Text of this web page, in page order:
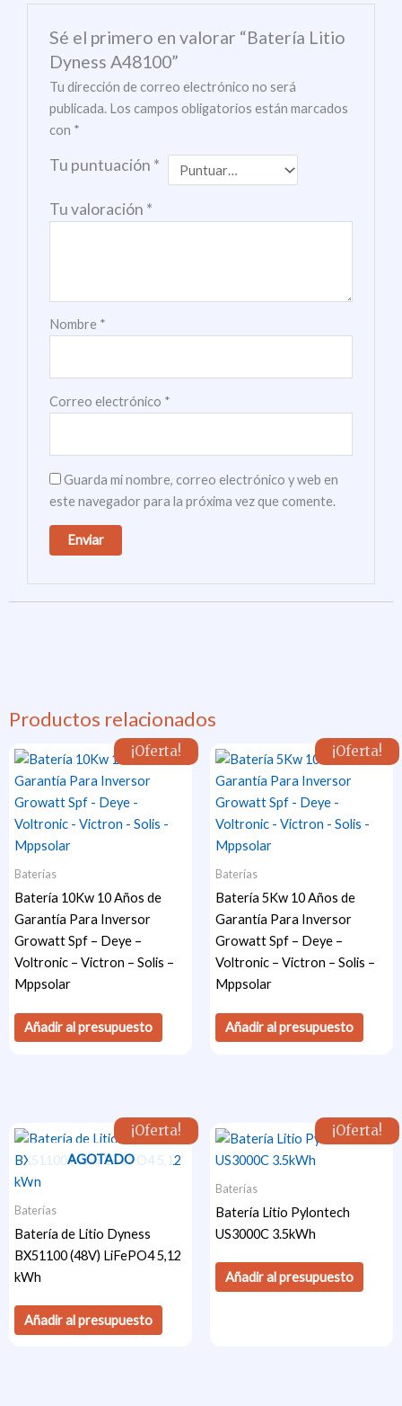
Sé el primero en valorar “Batería Litio
Dyness A48100”
Tu dirección de correo electrónico no será
publicada. Los campos obligatorios están marcados
con *
Tu puntuación *
Tu valoración *
Nombre *
Correo electrónico *
Guarda mi nombre, correo electrónico y web en
este navegador para la próxima vez que comente.
Productos relacionados
¡Oferta!
Baterías
Batería 10Kw 10 Años de
Garantía Para Inversor
Growatt Spf – Deye –
Voltronic – Victron – Solis –
Mppsolar
Añadir al presupuesto
¡Oferta!
Baterías
Batería 5Kw 10 Años de
Garantía Para Inversor
Growatt Spf – Deye –
Voltronic – Victron – Solis –
Mppsolar
Añadir al presupuesto
¡Oferta!
AGOTADO
Baterías
Batería de Litio Dyness
BX51100 (48V) LiFePO4 5,12
kWh
Añadir al presupuesto
¡Oferta!
Baterías
Batería Litio Pylontech
US3000C 3.5kWh
Añadir al presupuesto